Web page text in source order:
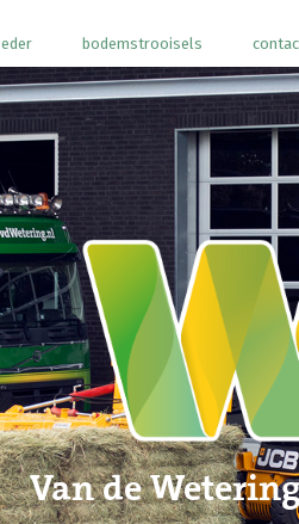
bodemstrooisels
Van de